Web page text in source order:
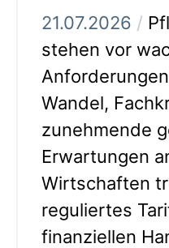
21.07.2026 /
stehen vor
Wandel,
zunehmende
Erwartungen
Wirtschaften
reguliertes
finanziellen